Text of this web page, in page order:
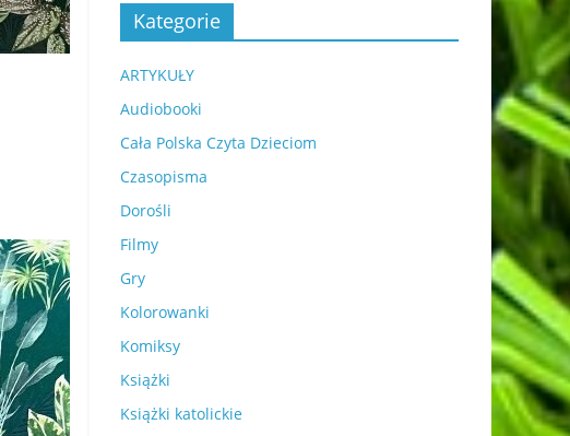
Kategorie
ARTYKUŁY
Audiobooki
Cała Polska Czyta Dzieciom
Czasopisma
Dorośli
Filmy
Gry
Kolorowanki
Komiksy
Książki
Książki katolickie